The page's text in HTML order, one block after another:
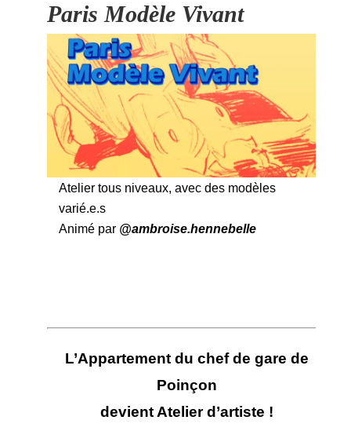
Paris Modèle Vivant
Atelier tous niveaux, avec des modèles
varié.e.s
Animé par @ambroise.hennebelle
L’Appartement du chef de gare de
Poinçon
devient Atelier d’artiste !